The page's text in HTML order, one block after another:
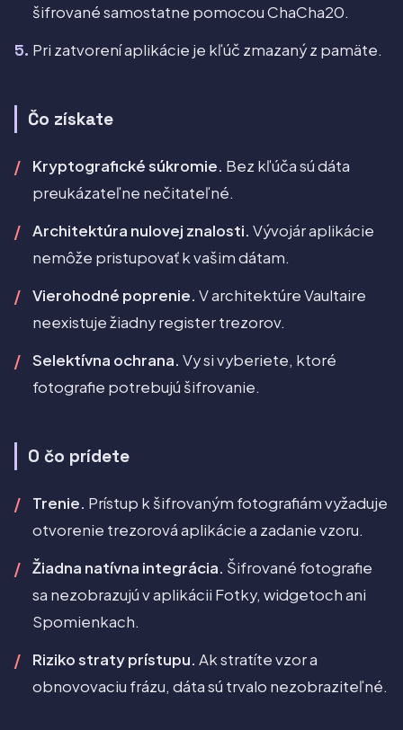
šifrované samostatne pomocou ChaCha20.
Pri zatvorení aplikácie je kľúč zmazaný z pamäte.
Čo získate
Kryptografické súkromie. Bez kľúča sú dáta
preukázateľne nečitateľné.
Architektúra nulovej znalosti. Vývojár aplikácie
nemôže pristupovať k vašim dátam.
Vierohodné poprenie. V architektúre Vaultaire
neexistuje žiadny register trezorov.
Selektívna ochrana. Vy si vyberiete, ktoré
fotografie potrebujú šifrovanie.
O čo prídete
Trenie. Prístup k šifrovaným fotografiám vyžaduje
otvorenie trezorová aplikácie a zadanie vzoru.
Žiadna natívna integrácia. Šifrované fotografie
sa nezobrazujú v aplikácii Fotky, widgetoch ani
Spomienkach.
Riziko straty prístupu. Ak stratíte vzor a
obnovovaciu frázu, dáta sú trvalo nezobraziteľné.